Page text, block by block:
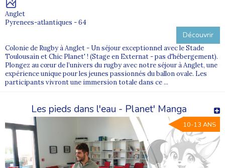
Anglet
Pyrenees-atlantiques - 64
Découvrir
Colonie de Rugby à Anglet - Un séjour exceptionnel avec le Stade
Toulousain et Chic Planet' ! (Stage en Externat - pas d'hébergement).
Plongez au cœur de l’univers du rugby avec notre séjour à Anglet, une
expérience unique pour les jeunes passionnés du ballon ovale. Les
participants vivront une immersion totale dans ce ...
Les pieds dans l'eau - Planet' Manga
10-13 ANS